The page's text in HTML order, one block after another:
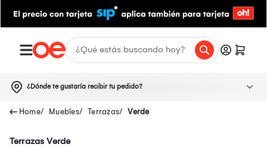
¿Dónde te gustaría recibir tu pedido?
Muebles Terrazas Verde
Terrazas Verde